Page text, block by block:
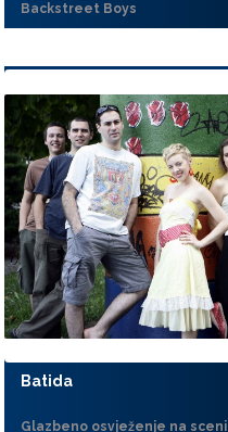
Backstreet Boys
Batida
Glazbeno osvježenje na sceni